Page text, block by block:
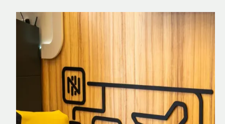
Nomad Explorer
Cartão de crédito brasileiro com cashback
em dólar